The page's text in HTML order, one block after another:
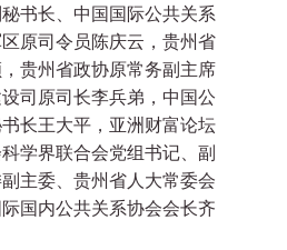
书长、中国国际公共关系
原司令员陈庆云，贵州省
贵州省政协原常务副主席
司原司长李兵弟，中国公
长王大平，亚洲财富论坛
学界联合会党组书记、副
主委、贵州省人大常委会
国内公共关系协会会长齐